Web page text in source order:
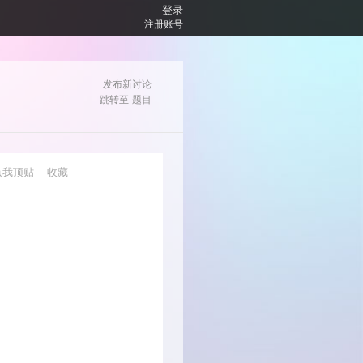
登录
注册账号
发布新讨论
跳转至 题目
我顶贴 收藏